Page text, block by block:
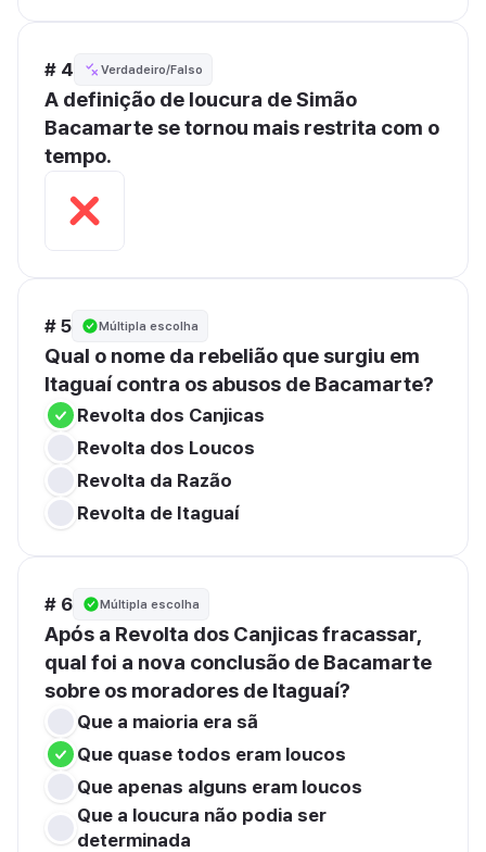
# 4 Verdadeiro/Falso
A definição de loucura de Simão
Bacamarte se tornou mais restrita com o
tempo.
# 5 Múltipla escolha
Qual o nome da rebelião que surgiu em
Itaguaí contra os abusos de Bacamarte?
Revolta dos Canjicas
Revolta dos Loucos
Revolta da Razão
Revolta de Itaguaí
# 6 Múltipla escolha
Após a Revolta dos Canjicas fracassar,
qual foi a nova conclusão de Bacamarte
sobre os moradores de Itaguaí?
Que a maioria era sã
Que quase todos eram loucos
Que apenas alguns eram loucos
Que a loucura não podia ser
determinada